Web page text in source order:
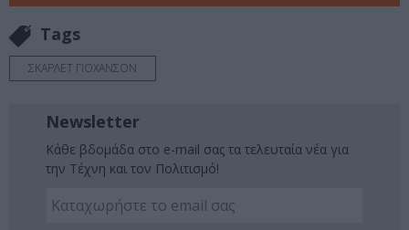
Tags
ΣΚΑΡΛΕΤ ΓΙΟΧΑΝΣΟΝ
Newsletter
Κάθε βδομάδα στο e-mail σας τα τελευταία νέα για
την Τέχνη και τον Πολιτισμό!